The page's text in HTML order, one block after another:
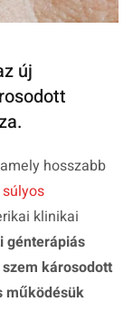
új
hosszabb
súlyos
klinikai
génterápiás
károsodott
működésük